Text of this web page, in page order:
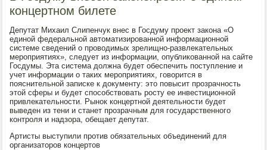
концертном билете
Депутат Михаил Слипенчук внес в Госдуму проект закона «О
единой федеральной автоматизированной информационной
системе сведений о проводимых зрелищно-развлекательных
мероприятиях», следует из информации, опубликованной на сайте
Госдумы. Эта система должна будет обеспечить поступление и
учет информации о таких мероприятиях, говорится в
пояснительной записке к документу: это повысит прозрачность
этой сферы и будет способствовать росту ее инвестиционной
привлекательности. Рынок концертной деятельности будет
выведен из тени и станет прозрачным для государственного
контроля и надзора, обещает депутат.
Артисты выступили против обязательных объединений для
организаторов концертов